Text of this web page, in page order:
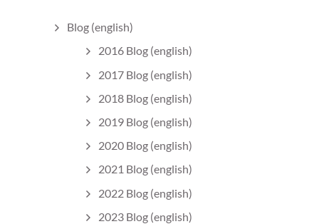
Blog (english)
2016 Blog (english)
2017 Blog (english)
2018 Blog (english)
2019 Blog (english)
2020 Blog (english)
2021 Blog (english)
2022 Blog (english)
2023 Blog (english)